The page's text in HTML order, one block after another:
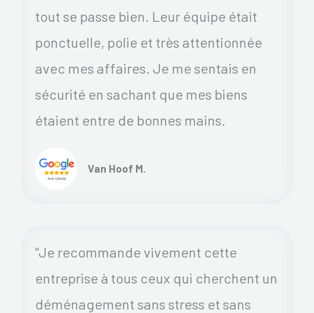
tout se passe bien. Leur équipe était
ponctuelle, polie et très attentionnée
avec mes affaires. Je me sentais en
sécurité en sachant que mes biens
étaient entre de bonnes mains.
Van Hoof M.
"Je recommande vivement cette
entreprise à tous ceux qui cherchent un
déménagement sans stress et sans